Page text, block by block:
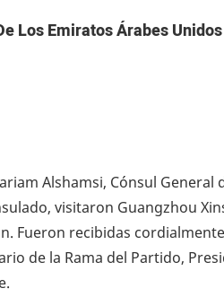
Los Emiratos Árabes
Alshamsi, Cónsul
visitaron Guangzhou
Fueron recibidas
de la Rama del Partido,